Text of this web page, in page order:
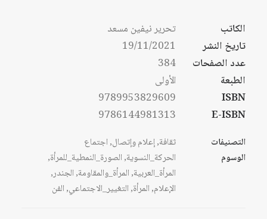
خلال
من
خلال
الكاتب
تحرير نيفين مسعد
تاريخ النشر
19/11/2021
عدد الصفحات
384
الطبعة
الأولى
ISBN
9789953829609
E-ISBN
9786144981313
التصنيفات ثقافة,إعلام وإتصال,اجتماع
الوسوم
الحركة_النسوية,الصورة_النمطية_للمرأة,
المرأة_العربية,المرأة_والمقاومة,الجندر,
الإعلام,المرأة,التغيير_الاجتماعي,الفن